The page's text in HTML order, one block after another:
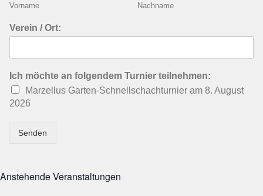
Vorname Nachname
Verein / Ort:
Ich möchte an folgendem Turnier teilnehmen:
Marzellus Garten-Schnellschachturnier am 8. August
2026
Senden
Anstehende Veranstaltungen